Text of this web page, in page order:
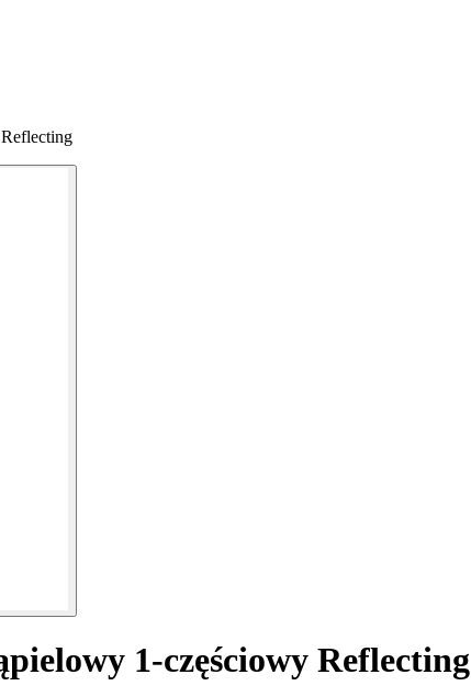
1-częściowy Reflecting